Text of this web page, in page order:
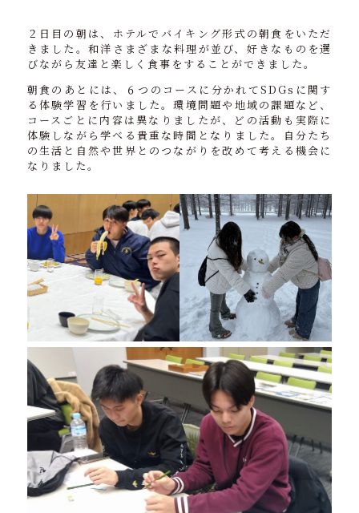
２日目の朝は、ホテルでバイキング形式の朝食をいただ
きました。和洋さまざまな料理が並び、好きなものを選
びながら友達と楽しく食事をすることができました。
朝食のあとには、６つのコースに分かれてSDGsに関す
る体験学習を行いました。環境問題や地域の課題など、
コースごとに内容は異なりましたが、どの活動も実際に
体験しながら学べる貴重な時間となりました。自分たち
の生活と自然や世界とのつながりを改めて考える機会に
なりました。